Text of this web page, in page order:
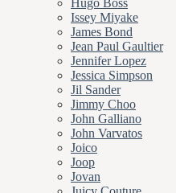
Hugo Boss
Issey Miyake
James Bond
Jean Paul Gaultier
Jennifer Lopez
Jessica Simpson
Jil Sander
Jimmy Choo
John Galliano
John Varvatos
Joico
Joop
Jovan